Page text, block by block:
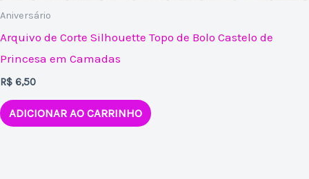
Aniversário
Arquivo de Corte Silhouette Topo de Bolo Castelo de
Princesa em Camadas
R$ 6,50
ADICIONAR AO CARRINHO